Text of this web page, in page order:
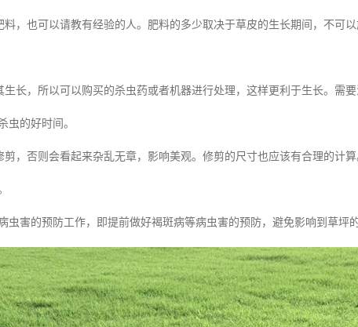
，也可以请教有经验的人。肥料的多少取决于草皮的生长期间，不可
长，所以可以购买的杀虫药或者机器进行处理，这样更利于生长。需要
虫的好时间。
，否则会看起来杂乱无章，影响美观。修剪的尺寸也应该有合理的计
害的预防工作，即提前做好褐斑病等病虫害的预防，避免影响到草坪的